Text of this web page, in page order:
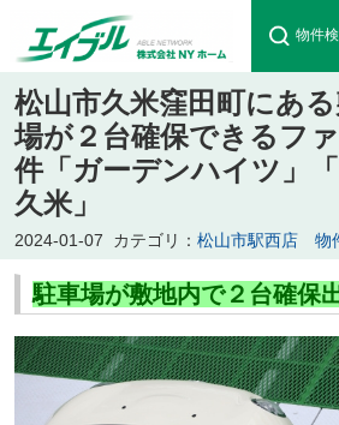
物件
松山市久米窪田町にあ
場が２台確保できるフ
件「ガーデンハイツ」
久米」
2024-01-07 カテゴリ： 松山市駅西店 物
駐車場が敷地内で２台確保